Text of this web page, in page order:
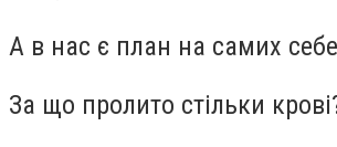
А в нас є план на самих
За що пролито стільки